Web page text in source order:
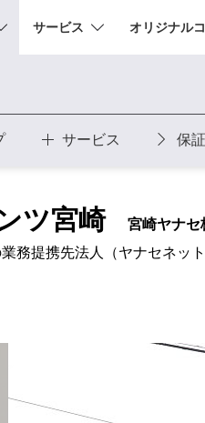
サービス オリジナル
サービス 保証
ツ宮崎
宮崎ヤナセ
務提携先法人（ヤナセネッ